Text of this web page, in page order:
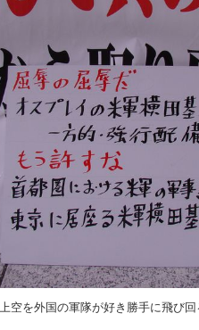
空を外国の軍隊が好き勝手に飛び